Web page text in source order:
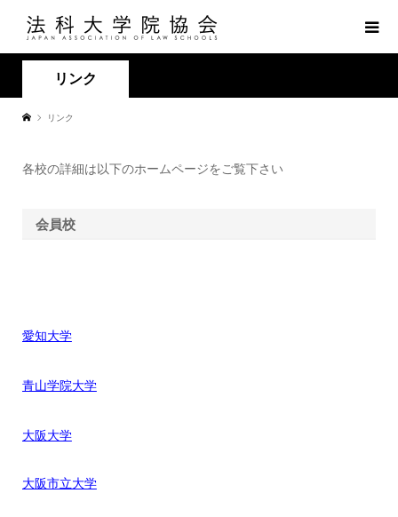
リンク
リンク
各校の詳細は以下のホームページをご覧下さい
会員校
愛知大学
青山学院大学
大阪大学
大阪市立大学